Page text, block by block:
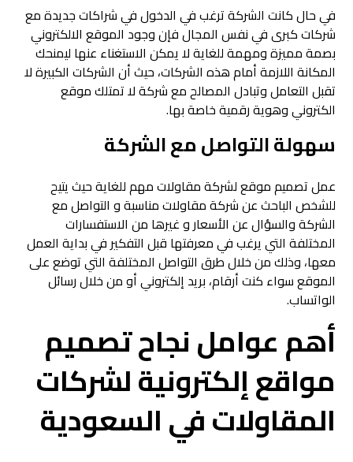
في حال كانت الشركة ترغب في الدخول في شراكات جديدة مع
شركات كبرى في نفس المجال فإن وجود الموقع الالكتروني
بصمة مميزة ومهمة للغاية لا يمكن الاستغناء عنها ليمنحك
المكانة اللازمة أمام هذه الشركات، حيث أن الشركات الكبيرة لا
تقبل التعامل وتبادل المصالح مع شركة لا تمتلك موقع
الكتروني وهوية رقمية خاصة بها.
سهولة التواصل مع الشركة
عمل تصميم موقع لشركة مقاولات مهم للغاية حيث يتيح
للشخص الباحث عن شركة مقاولات مناسبة و التواصل مع
الشركة والسؤال عن الأسعار و غيرها من الاستفسارات
المختلفة التي يرغب في معرفتها قبل التفكير في بداية العمل
معها، وذلك من خلال طرق التواصل المختلفة التي توضع على
الموقع سواء كنت أرقام، بريد إلكتروني أو من خلال رسائل
الواتساب.
أهم عوامل نجاح تصميم
مواقع إلكترونية لشركات
المقاولات في السعودية